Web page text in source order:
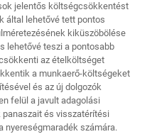
jelentős költségcsökkentést
által lehetővé tett pontos
kiküszöbölése
lehetővé teszi a pontosabb
az ételköltséget
a munkaerő-költségeket
és az új dolgozók
felül a javult adagolási
és visszatérítési
nyereségmaradék számára.